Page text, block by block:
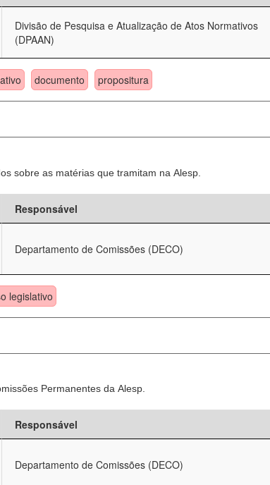
Divisão de Pesquisa e Atualização de Atos Normativos
(DPAAN)
documento propositura
sobre as matérias que tramitam na Alesp.
Responsável
Departamento de Comissões (DECO)
legislativo
Permanentes da Alesp.
Responsável
Departamento de Comissões (DECO)